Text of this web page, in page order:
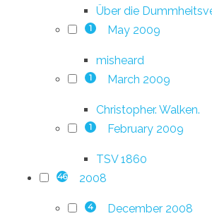
Über die
1 May 2009
misheard
1 March 2009
Christopher. Walken.
1 February 2009
TSV 1860
46 2008
4 December 2008